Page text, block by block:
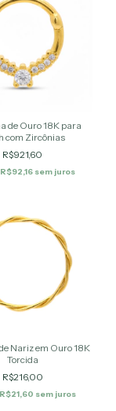
de Ouro 18K para
com Zircônias
R$921,60
R$92,16 sem juros
Nariz em Ouro 18K
Torcida
R$216,00
R$21,60 sem juros